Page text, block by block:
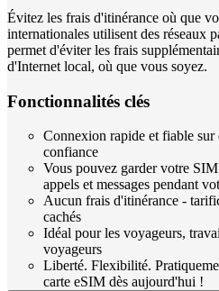
Évitez les frais d'itinérance où que
internationales utilisent des réseaux
permet d'éviter les frais
d'Internet local, où que vous soyez.
Fonctionnalités clés
Connexion rapide et fiable sur
confiance
Vous pouvez garder votre
appels et messages pendant
Aucun frais d'itinérance -
cachés
Idéal pour les voyageurs,
voyageurs
Liberté. Flexibilité.
carte eSIM dès aujourd'hui !